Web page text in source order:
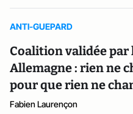
ANTI-GUEPARD
Coalition validée par
Allemagne : rien ne
pour que rien ne
Fabien Laurençon